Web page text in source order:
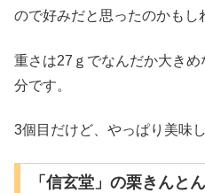
ので好みだと思ったのかもし
重さは27ｇでなんだか大き
分です。
3個目だけど、やっぱり美味し
「信玄堂」の栗きんとん